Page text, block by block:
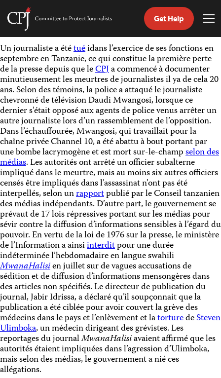
Skip
to
content
Committee
Protect
Journalists
Get Help
Un journaliste a ététuéidans l’exercice de ses fonctions en
septembre en Tanzanie, ce qui constitue la première perte
de la presse depuis que leCPJa commencé à documenter
minutieusement les meurtres de journalistes il ya de cela 20
ans. Selon des témoins, la police a attaqué le journaliste
chevronné de télévision Daudi Mwangosi, lorsque ce
dernier s’était opposé aux agents de police venus arrêter un
autre journaliste lors d’un rassemblement de l’opposition.
Dans l’échauffourée, Mwangosi, qui travaillait pour la
chaîne privée Channel 10, a été abattu à bout portant par
une bombe lacrymogène et est mort sur-le-champselon des
médias. Les autorités ont arrêté un officier subalterne
impliqué dans le meurtre, mais au moins six autres officiers
censés être impliqués dans l’assassinat n’ont pas été
interpellés, selon unrapportpublié par le Conseil tanzanien
des médias indépendants. D’autre part, le gouvernement se
prévaut de 17 lois répressives portant sur les médias pour
sévir contre la diffusion d’informations sensibles à l’égard du
pouvoir. En vertu de la loi de 1976 sur la presse, le ministère
de l’Information a ainsiinterditpour une durée
indéterminée l’hebdomadaire en langue swahili
MwanaHalisien juillet sur de vagues accusations de
sédition et de diffusion d’informations mensongères dans
des articles non spécifiés. Le directeur de publication du
journal, Jabir Idrissa, a déclaré qu’il soupçonnait que la
publication a été ciblée pour avoir couvert la grève des
médecins dans le pays et l’enlèvement et latorturedeSteven
Ulimboka, un médecin dirigeant des grévistes. Les
reportages du journalMwanaHalisiavaient affirmé que les
autorités étaient impliquées dans l’agression d’Ulimboka,
mais selon des médias, le gouvernement a nié ces
allégations.